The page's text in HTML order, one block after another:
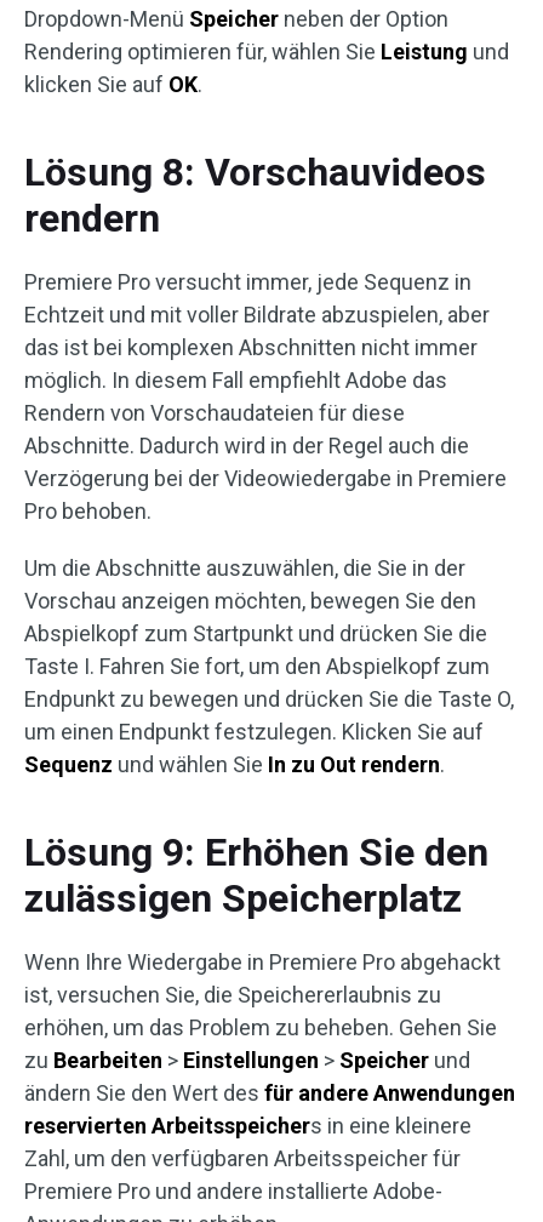
Dropdown-Menü Speicher neben der Option
Rendering optimieren für, wählen Sie Leistung und
klicken Sie auf OK.
Lösung 8: Vorschauvideos
rendern
Premiere Pro versucht immer, jede Sequenz in
Echtzeit und mit voller Bildrate abzuspielen, aber
das ist bei komplexen Abschnitten nicht immer
möglich. In diesem Fall empfiehlt Adobe das
Rendern von Vorschaudateien für diese
Abschnitte. Dadurch wird in der Regel auch die
Verzögerung bei der Videowiedergabe in Premiere
Pro behoben.
Um die Abschnitte auszuwählen, die Sie in der
Vorschau anzeigen möchten, bewegen Sie den
Abspielkopf zum Startpunkt und drücken Sie die
Taste I. Fahren Sie fort, um den Abspielkopf zum
Endpunkt zu bewegen und drücken Sie die Taste O,
um einen Endpunkt festzulegen. Klicken Sie auf
Sequenz und wählen Sie In zu Out rendern.
Lösung 9: Erhöhen Sie den
zulässigen Speicherplatz
Wenn Ihre Wiedergabe in Premiere Pro abgehackt
ist, versuchen Sie, die Speichererlaubnis zu
erhöhen, um das Problem zu beheben. Gehen Sie
zu Bearbeiten > Einstellungen > Speicher und
ändern Sie den Wert des für andere Anwendungen
reservierten Arbeitsspeichers in eine kleinere
Zahl, um den verfügbaren Arbeitsspeicher für
Premiere Pro und andere installierte Adobe-